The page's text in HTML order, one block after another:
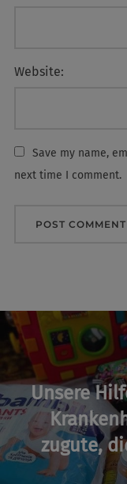
Website:
Save my name,
next time I comment.
Post
navigation
Unsere
zugute,